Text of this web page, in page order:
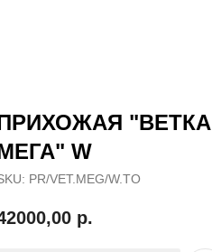
"ВЕТКА
W
PR/VET.MEG/W.TO
р.